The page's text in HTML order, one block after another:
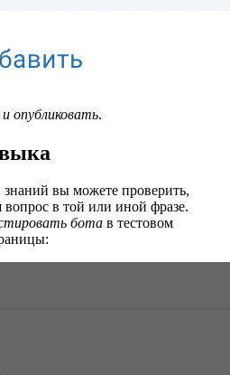
опубликовать.
вы можете проверить,
вопрос в той или иной фразе.
бота в тестовом